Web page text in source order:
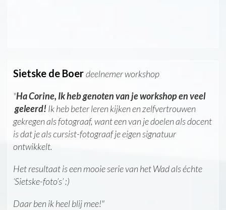
Sietske de Boerdeelnemer workshop
"Ha Corine, Ik heb genoten van je workshop en veel
geleerd! Ik heb beter leren kijken en zelfvertrouwen
gekregen als fotograaf, want een van je doelen als docent
is dat je als cursist-fotograaf je eigen signatuur
ontwikkelt.
Het resultaat is een mooie serie van het Wad als échte
‘Sietske-foto’s’ :)
Daar ben ik heel blij mee!"